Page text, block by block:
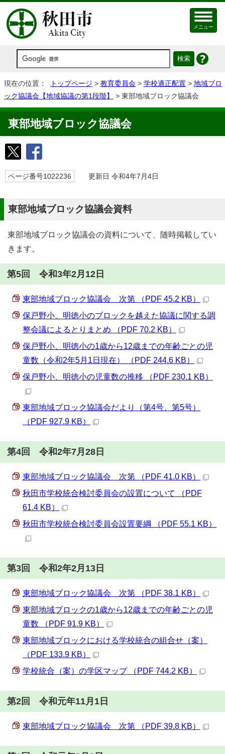
メニュー
現在の位置： トップページ > 教育委員会 > 学校適正配置 > 地域ブロ
ック協議会【地域協議の第1段階】
> 東部地域ブロック協議会
東部地域ブロック協議会
ページ番号1022236 更新日 令和4年7月4日
東部地域ブロック協議会資料
東部地域ブロック協議会の資料について、随時掲載してい
きます。
第5回 令和3年2月12日
東部地域ブロック協議会 次第 （PDF 45.2 KB）
保戸野小、明徳小のブロックを越えた協議に関する調
整会議によるとりまとめ （PDF 70.2 KB）
保戸野小、明徳小の1歳から12歳までの年齢ごとの児
童数（令和2年5月1日現在） （PDF 244.6 KB）
保戸野小、明徳小の児童数の推移 （PDF 230.1 KB）
東部地域ブロック協議会だより（第4号、第5号）
（PDF 927.9 KB）
第4回 令和2年7月28日
東部地域ブロック協議会 次第 （PDF 41.0 KB）
秋田市学校統合検討委員会の設置について （PDF
61.4 KB）
秋田市学校統合検討委員会設置要綱 （PDF 55.1 KB）
第3回 令和2年2月13日
東部地域ブロック協議会 次第 （PDF 38.1 KB）
東部地域ブロックの1歳から12歳までの年齢ごとの児
童数 （PDF 91.9 KB）
東部地域ブロックにおける学校統合の組合せ（案）
（PDF 133.9 KB）
学校統合（案）の学区マップ （PDF 744.2 KB）
第2回 令和元年11月1日
東部地域ブロック協議会 次第 （PDF 39.8 KB）